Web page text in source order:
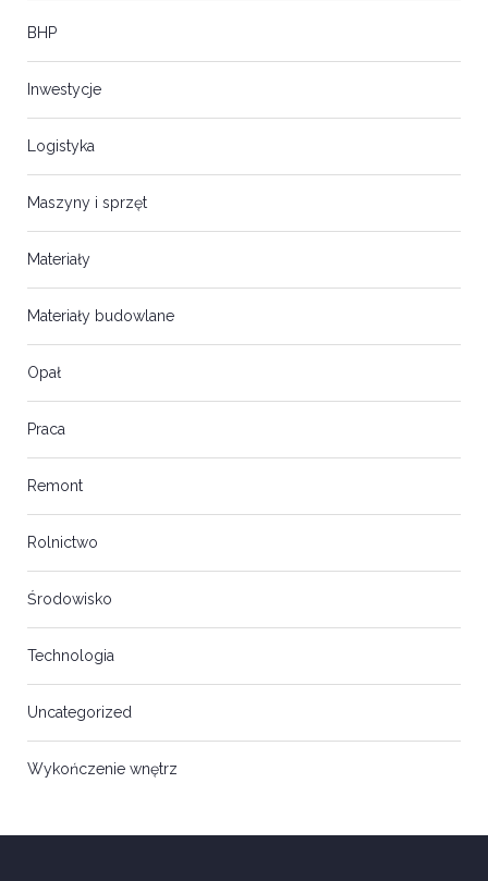
BHP
Inwestycje
Logistyka
Maszyny i sprzęt
Materiały
Materiały budowlane
Opał
Praca
Remont
Rolnictwo
Środowisko
Technologia
Uncategorized
Wykończenie wnętrz